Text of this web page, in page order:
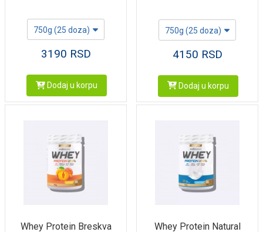
750g (25 doza)
3190 RSD
Dodaj u korpu
750g (25 doza)
4150 RSD
Dodaj u korpu
Whey Protein Breskva Whey Protein Natural